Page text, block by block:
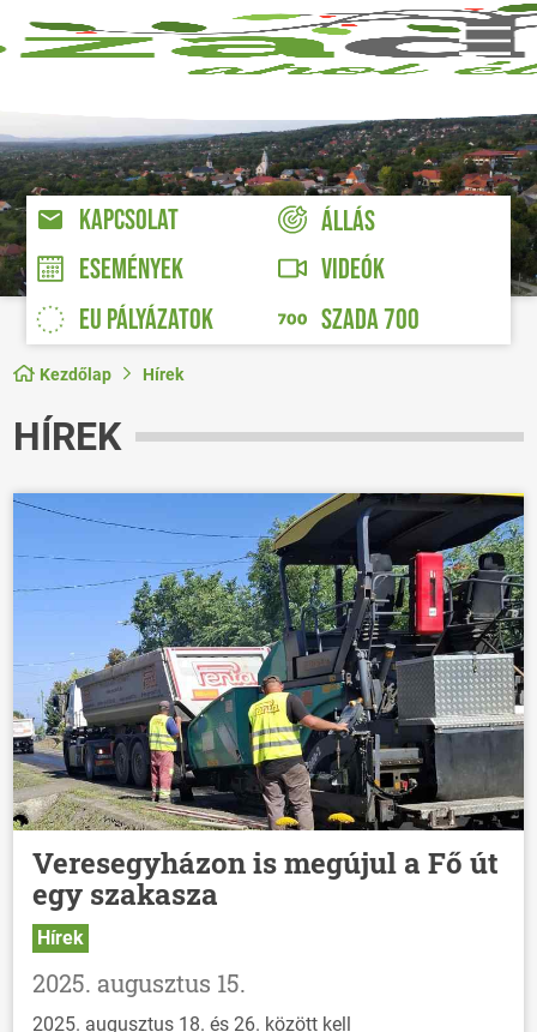
KAPCSOLAT
ÁLLÁS
ESEMÉNYEK
VIDEÓK
EU PÁLYÁZATOK
SZADA 700
Kezdőlap Hírek
HÍREK
Veresegyházon is megújul a Fő út
egy szakasza
Hírek
2025. augusztus 15.
2025. augusztus 18. és 26. között kell